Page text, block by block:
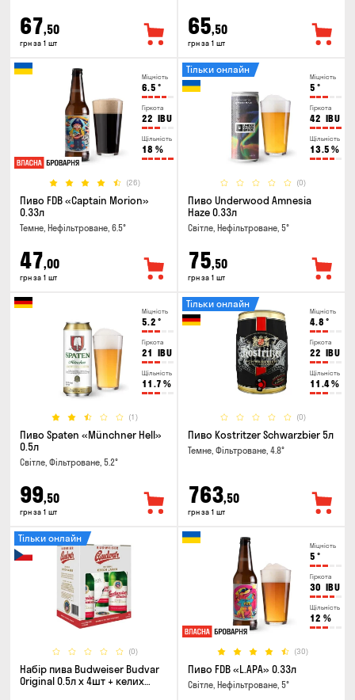
67,50
грн за 1 шт
65,50
грн за 1 шт
Міцність
6.5 °
Гіркота
22 IBU
Щільність
18 %
(26)
Пиво FDB «Captain Morion»
0.33л
Темне, Нефільтроване, 6.5°
47,00
грн за 1 шт
Міцність
5 °
Гіркота
42 IBU
Щільність
13.5 %
(0)
Тільки онлайн
Пиво Underwood Amnesia
Haze 0.33л
Світле, Нефільтроване, 5°
75,50
грн за 1 шт
Міцність
5.2 °
Гіркота
21 IBU
Щільність
11.7 %
(1)
Пиво Spaten «Münchner Hell»
0.5л
Світле, Фільтроване, 5.2°
99,50
грн за 1 шт
Міцність
4.8 °
Гіркота
22 IBU
Щільність
11.4%
(0)
Тільки онлайн
Пиво Kostritzer Schwarzbier 5л
Темне, Фільтроване, 4.8°
763,50
грн за 1 шт
(0)
Тільки онлайн
Набір пива Budweiser Budvar
Original 0.5л х 4шт + келих
Міцність
5 °
Гіркота
30 IBU
Щільність
12 %
(30)
Пиво FDB «L.APA» 0.33л
Світле, Нефільтроване, 5°